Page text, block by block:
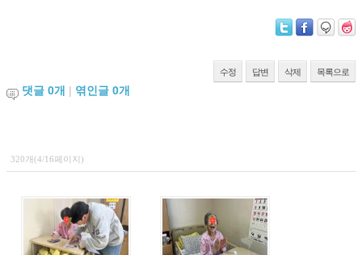
수정 답변 삭제 목록으로
댓글 0개 | 엮인글 0개
320개(4/16페이지)